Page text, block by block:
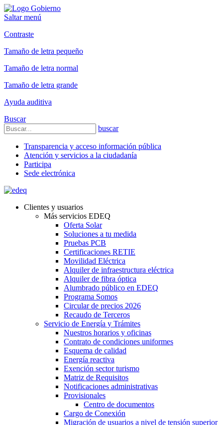
Saltar menú
Contraste
Tamaño de letra pequeño
Tamaño de letra normal
Tamaño de letra grande
Ayuda auditiva
Buscar
buscar
Transparencia y acceso información pública
Atención y servicios a la ciudadanía
Participa
Sede electrónica
Clientes y usuarios
Más servicios EDEQ
Oferta Solar
Soluciones a tu medida
Pruebas PCB
Certificaciones RETIE
Movilidad Eléctrica
Alquiler de infraestructura eléctrica
Alquiler de fibra óptica
Alumbrado público en EDEQ
Programa Somos
Circular de precios 2026
Recaudo de Terceros
Servicio de Energía y Trámites
Nuestros horarios y oficinas
Contrato de condiciones uniformes
Esquema de calidad
Energía reactiva
Exención sector turismo
Matriz de Requisitos
Notificaciones administrativas
Provisionales
Centro de documentos
Cargo de Conexión
Migración de usuarios a nivel de tensión superior